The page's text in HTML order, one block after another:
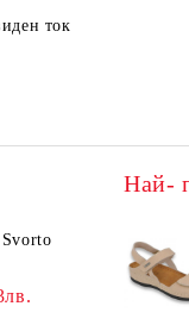
ток
Най-